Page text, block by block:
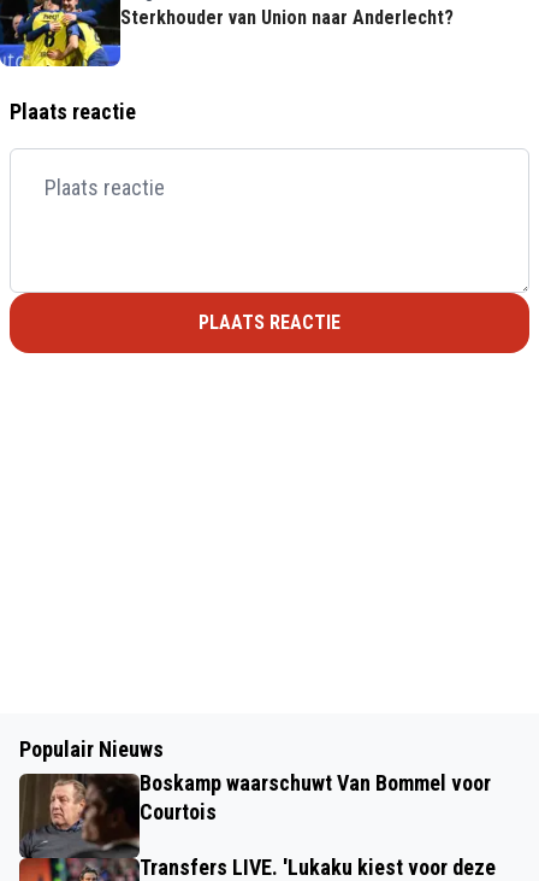
Sterkhouder van Union naar Anderlecht?
Plaats reactie
PLAATS REACTIE
Populair Nieuws
Boskamp waarschuwt Van Bommel voor
Courtois
Transfers LIVE. 'Lukaku kiest voor deze